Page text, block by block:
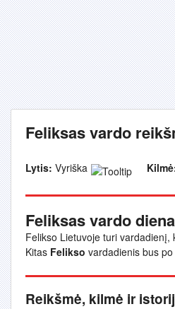
Feliksas vardo
Lytis: Vyriška
Feliksas vardo diena
Felikso Lietuvoje turi vardadienį,
Kitas Felikso vardadienis bus
Reikšmė, kilmė ir